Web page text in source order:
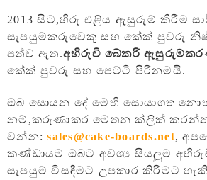
2013 සිට,හිරු එළිය ඇසුරුම් කිරීම
සැපයුම්කරුවෙකු සහ කේක් පුවරු
පත්ව ඇත.අභිරුචි බේකරි
කේක් පුවරු සහ පෙට්ටි පිරිනමයි.
ඔබ සොයන දේ මෙහි සොයාගත
නම්,කරුණාකර මෙතන ක්ලික්
වන්න: sales@cake-boards.net,
කණ්ඩායම ඔබට අවශ්‍ය සියලුම
සැපයුම් විසඳීමට උපකාර කිරීමට